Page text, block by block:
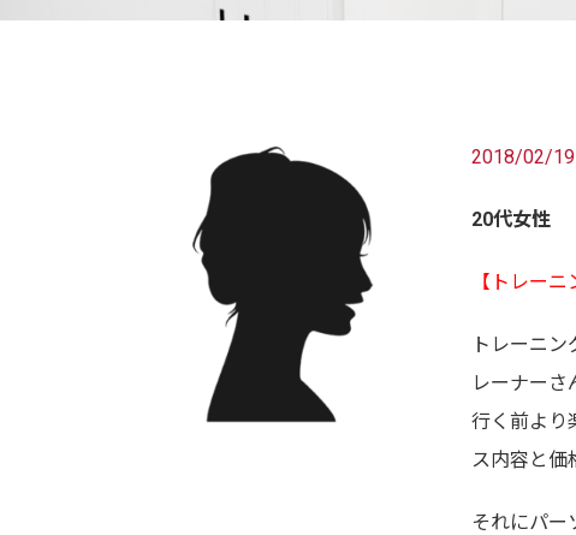
2018/02/19
20代女性
【トレー
トレーニ
レーナー
行く前より
ス内容と価
それにパー